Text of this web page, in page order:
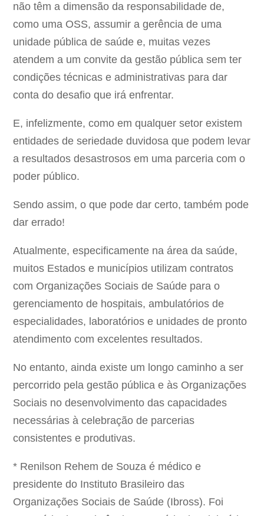
não têm a dimensão da responsabilidade de,
como uma OSS, assumir a gerência de uma
unidade pública de saúde e, muitas vezes
atendem a um convite da gestão pública sem ter
condições técnicas e administrativas para dar
conta do desafio que irá enfrentar.
E, infelizmente, como em qualquer setor existem
entidades de seriedade duvidosa que podem levar
a resultados desastrosos em uma parceria com o
poder público.
Sendo assim, o que pode dar certo, também pode
dar errado!
Atualmente, especificamente na área da saúde,
muitos Estados e municípios utilizam contratos
com Organizações Sociais de Saúde para o
gerenciamento de hospitais, ambulatórios de
especialidades, laboratórios e unidades de pronto
atendimento com excelentes resultados.
No entanto, ainda existe um longo caminho a ser
percorrido pela gestão pública e às Organizações
Sociais no desenvolvimento das capacidades
necessárias à celebração de parcerias
consistentes e produtivas.
* Renilson Rehem de Souza é médico e
presidente do Instituto Brasileiro das
Organizações Sociais de Saúde (Ibross). Foi